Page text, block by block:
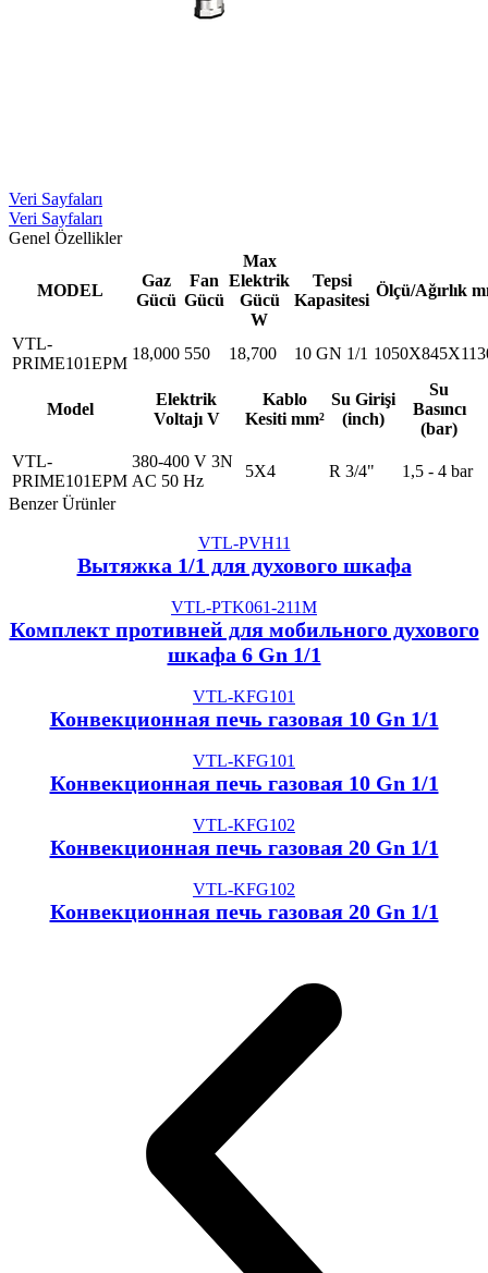
Veri Sayfaları
Veri Sayfaları
Genel Özellikler
MODEL
Gaz
Gücü
Fan
Gücü
Max
Elektrik
Gücü
W
Tepsi
Kapasitesi
Ölçü/Ağırlık
VTL-
PRIME101EPM
18,000 550 18,700 10 GN 1/1
Model
Elektrik
Voltajı V
Kablo
Kesiti mm²
Su Girişi
(inch)
Su
Basıncı
(bar)
VTL-
PRIME101EPM
380-400 V 3N
AC 50 Hz
5X4 R 3/4"
1,5 - 4 bar
Benzer Ürünler
VTL-PVH11
Вытяжка 1/1 для духового шкафа
VTL-PTK061-211M
Комплект противней для мобильного духового
шкафа 6 Gn 1/1
VTL-KFG101
Конвекционная печь газовая 10 Gn 1/1
VTL-KFG101
Конвекционная печь газовая 10 Gn 1/1
VTL-KFG102
Конвекционная печь газовая 20 Gn 1/1
VTL-KFG102
Конвекционная печь газовая 20 Gn 1/1